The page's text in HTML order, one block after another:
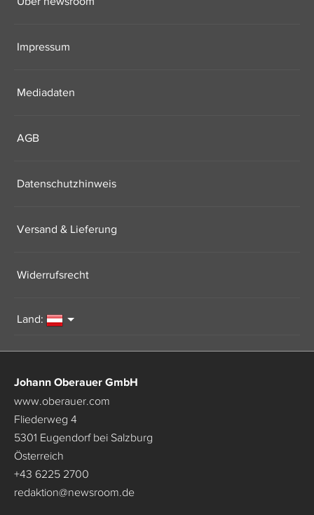
Impressum
Mediadaten
AGB
Datenschutzhinweis
Versand & Lieferung
Widerrufsrecht
Land:
Johann Oberauer GmbH
www.oberauer.com
Fliederweg 4
5301 Eugendorf bei Salzburg
Österreich
+43 6225 2700
redaktion@newsroom.de